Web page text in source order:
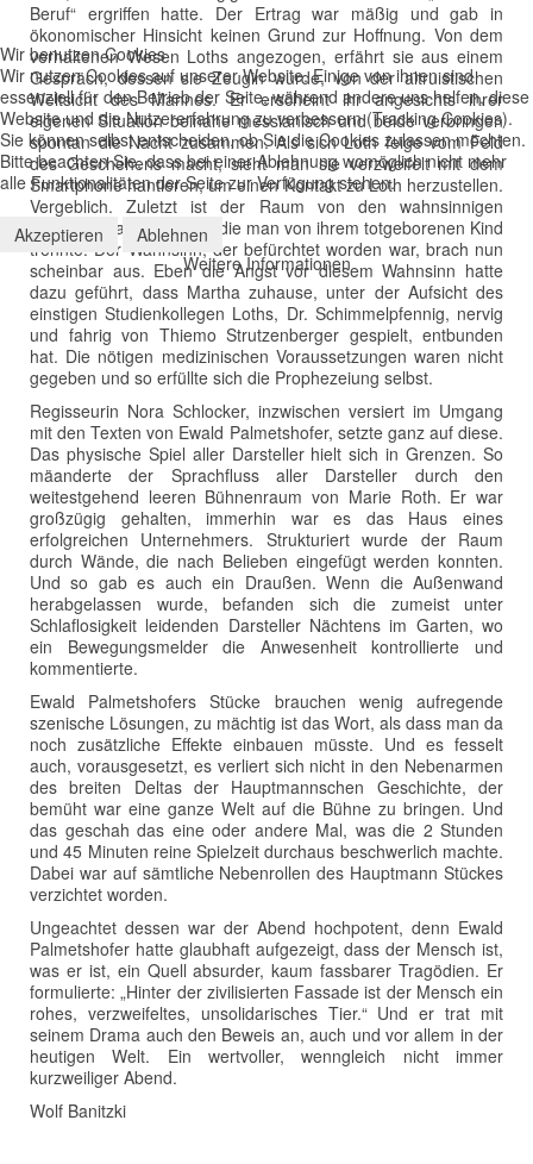
Beruf“ ergriffen hatte. Der Ertrag war mäßig und gab in
ökonomischer Hinsicht keinen Grund zur Hoffnung. Von dem
verhaltenen Wesen Loths angezogen, erfährt sie aus einem
Gespräch, dessen sie Zeugin wurde, von der altruistischen
Weltsicht des Mannes. Er erscheint ihr angesichts ihrer
eigenen Situation beinahe messianisch und beide verbringen
spontan die Nacht zusammen. Als sich Loth feige vom Feld
des Geschehens macht, sieht man sie verzweifelt mit dem
Smartphone hantieren, um einen Kontakt zu Loth herzustellen.
Vergeblich. Zuletzt ist der Raum von den wahnsinnigen
Schreien Marthas erfüllt, die man von ihrem totgeborenen Kind
trennte. Der Wahnsinn, der befürchtet worden war, brach nun
scheinbar aus. Eben die Angst vor diesem Wahnsinn hatte
dazu geführt, dass Martha zuhause, unter der Aufsicht des
einstigen Studienkollegen Loths, Dr. Schimmelpfennig, nervig
und fahrig von Thiemo Strutzenberger gespielt, entbunden
hat. Die nötigen medizinischen Voraussetzungen waren nicht
gegeben und so erfüllte sich die Prophezeiung selbst.
Regisseurin Nora Schlocker, inzwischen versiert im Umgang
mit den Texten von Ewald Palmetshofer, setzte ganz auf diese.
Das physische Spiel aller Darsteller hielt sich in Grenzen. So
mäanderte der Sprachfluss aller Darsteller durch den
weitestgehend leeren Bühnenraum von Marie Roth. Er war
großzügig gehalten, immerhin war es das Haus eines
erfolgreichen Unternehmers. Strukturiert wurde der Raum
durch Wände, die nach Belieben eingefügt werden konnten.
Und so gab es auch ein Draußen. Wenn die Außenwand
herabgelassen wurde, befanden sich die zumeist unter
Schlaflosigkeit leidenden Darsteller Nächtens im Garten, wo
ein Bewegungsmelder die Anwesenheit kontrollierte und
kommentierte.
Ewald Palmetshofers Stücke brauchen wenig aufregende
szenische Lösungen, zu mächtig ist das Wort, als dass man da
noch zusätzliche Effekte einbauen müsste. Und es fesselt
auch, vorausgesetzt, es verliert sich nicht in den Nebenarmen
des breiten Deltas der Hauptmannschen Geschichte, der
bemüht war eine ganze Welt auf die Bühne zu bringen. Und
das geschah das eine oder andere Mal, was die 2 Stunden
und 45 Minuten reine Spielzeit durchaus beschwerlich machte.
Dabei war auf sämtliche Nebenrollen des Hauptmann Stückes
verzichtet worden.
Ungeachtet dessen war der Abend hochpotent, denn Ewald
Palmetshofer hatte glaubhaft aufgezeigt, dass der Mensch ist,
was er ist, ein Quell absurder, kaum fassbarer Tragödien. Er
formulierte: „Hinter der zivilisierten Fassade ist der Mensch ein
rohes, verzweifeltes, unsolidarisches Tier.“ Und er trat mit
seinem Drama auch den Beweis an, auch und vor allem in der
heutigen Welt. Ein wertvoller, wenngleich nicht immer
kurzweiliger Abend.
Wolf Banitzki
Wir benutzen Cookies
Wir nutzen Cookies auf unserer Website. Einige von ihnen sind
essenziell für den Betrieb der Seite, während andere uns helfen, diese
Website und die Nutzererfahrung zu verbessern (Tracking Cookies).
Sie können selbst entscheiden, ob Sie die Cookies zulassen möchten.
Bitte beachten Sie, dass bei einer Ablehnung womöglich nicht mehr
alle Funktionalitäten der Seite zur Verfügung stehen.
Akzeptieren
Ablehnen
Weitere Informationen